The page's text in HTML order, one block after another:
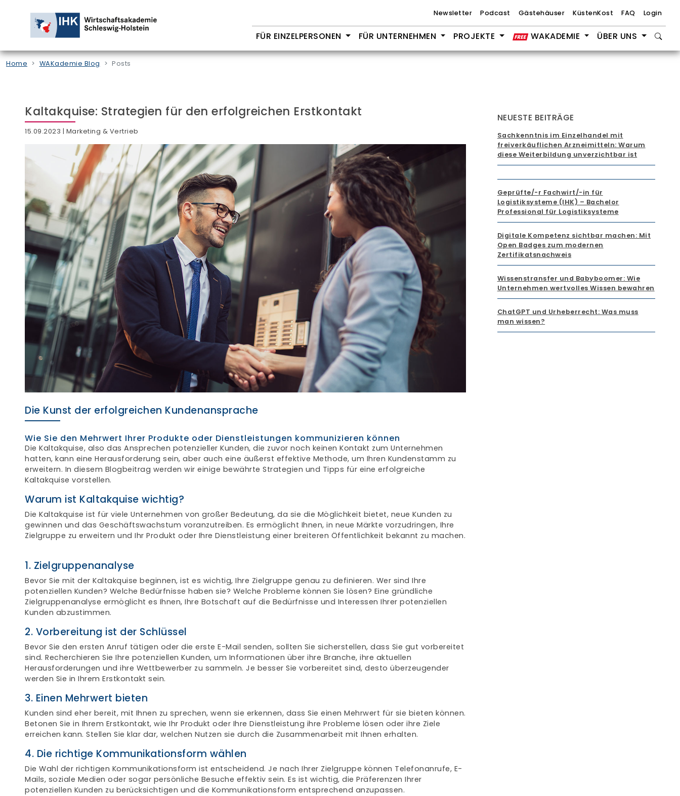
Newsletter Podcast Gästehäuser KüstenKost FAQ Login
FÜR EINZELPERSONEN FÜR UNTERNEHMEN PROJEKTE WAKADEMIE ÜBER UNS
Home WAKademie Blog Posts
Kaltakquise: Strategien für den erfolgreichen Erstkontakt
15.09.2023 | Marketing & Vertrieb
Die Kunst der erfolgreichen Kundenansprache
Wie Sie den Mehrwert Ihrer Produkte oder Dienstleistungen kommunizieren können
Die Kaltakquise, also das Ansprechen potenzieller Kunden, die zuvor noch keinen Kontakt zum Unternehmen
hatten, kann eine Herausforderung sein, aber auch eine äußerst effektive Methode, um Ihren Kundenstamm zu
erweitern. In diesem Blogbeitrag werden wir einige bewährte Strategien und Tipps für eine erfolgreiche
Kaltakquise vorstellen.
Warum ist Kaltakquise wichtig?
Die Kaltakquise ist für viele Unternehmen von großer Bedeutung, da sie die Möglichkeit bietet, neue Kunden zu
gewinnen und das Geschäftswachstum voranzutreiben. Es ermöglicht Ihnen, in neue Märkte vorzudringen, Ihre
Zielgruppe zu erweitern und Ihr Produkt oder Ihre Dienstleistung einer breiteren Öffentlichkeit bekannt zu machen.
1. Zielgruppenanalyse
Bevor Sie mit der Kaltakquise beginnen, ist es wichtig, Ihre Zielgruppe genau zu definieren. Wer sind Ihre
potenziellen Kunden? Welche Bedürfnisse haben sie? Welche Probleme können Sie lösen? Eine gründliche
Zielgruppenanalyse ermöglicht es Ihnen, Ihre Botschaft auf die Bedürfnisse und Interessen Ihrer potenziellen
Kunden abzustimmen.
2. Vorbereitung ist der Schlüssel
Bevor Sie den ersten Anruf tätigen oder die erste E-Mail senden, sollten Sie sicherstellen, dass Sie gut vorbereitet
sind. Recherchieren Sie Ihre potenziellen Kunden, um Informationen über ihre Branche, ihre aktuellen
Herausforderungen und ihre Wettbewerber zu sammeln. Je besser Sie vorbereitet sind, desto überzeugender
werden Sie in Ihrem Erstkontakt sein.
3. Einen Mehrwert bieten
Kunden sind eher bereit, mit Ihnen zu sprechen, wenn sie erkennen, dass Sie einen Mehrwert für sie bieten können.
Betonen Sie in Ihrem Erstkontakt, wie Ihr Produkt oder Ihre Dienstleistung ihre Probleme lösen oder ihre Ziele
erreichen kann. Stellen Sie klar dar, welchen Nutzen sie durch die Zusammenarbeit mit Ihnen erhalten.
4. Die richtige Kommunikationsform wählen
Die Wahl der richtigen Kommunikationsform ist entscheidend. Je nach Ihrer Zielgruppe können Telefonanrufe, E-
Mails, soziale Medien oder sogar persönliche Besuche effektiv sein. Es ist wichtig, die Präferenzen Ihrer
potenziellen Kunden zu berücksichtigen und die Kommunikationsform entsprechend anzupassen.
NEUESTE BEITRÄGE
Sachkenntnis im Einzelhandel mit
freiverkäuflichen Arzneimitteln: Warum
diese Weiterbildung unverzichtbar ist
Geprüfte/-r Fachwirt/-in für
Logistiksysteme (IHK) – Bachelor
Professional für Logistiksysteme
Digitale Kompetenz sichtbar machen: Mit
Open Badges zum modernen
Zertifikatsnachweis
Wissenstransfer und Babyboomer: Wie
Unternehmen wertvolles Wissen bewahren
ChatGPT und Urheberrecht: Was muss
man wissen?